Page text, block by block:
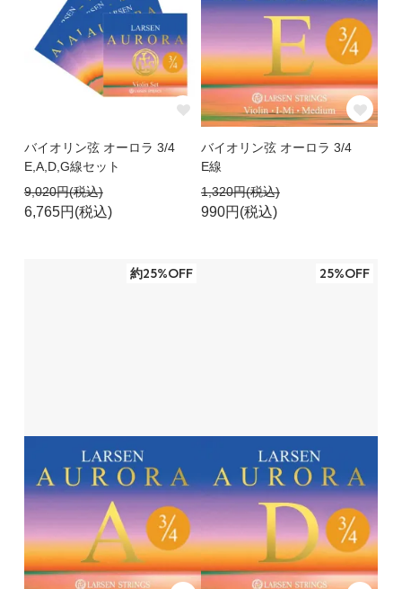
バイオリン弦 オーロラ 3/4
E,A,D,G線セット
9,020円(税込)
6,765円(税込)
バイオリン弦 オーロラ 3/4
E線
1,320円(税込)
990円(税込)
約25%OFF 25%OFF